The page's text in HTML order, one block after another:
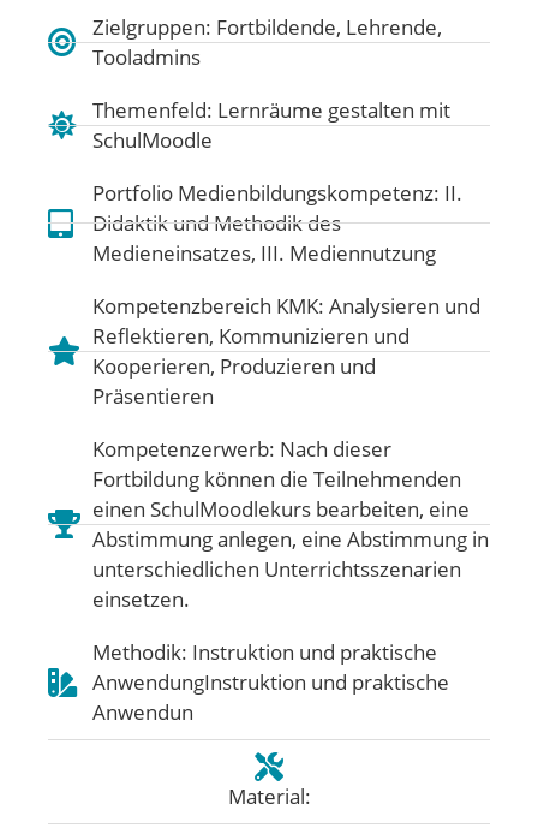
Zielgruppen: Fortbildende, Lehrende,
Tooladmins
Themenfeld: Lernräume gestalten mit
SchulMoodle
Portfolio Medienbildungskompetenz: II.
Didaktik und Methodik des
Medieneinsatzes, III. Mediennutzung
Kompetenzbereich KMK: Analysieren und
Reflektieren, Kommunizieren und
Kooperieren, Produzieren und
Präsentieren
Kompetenzerwerb: Nach dieser
Fortbildung können die Teilnehmenden
einen SchulMoodlekurs bearbeiten, eine
Abstimmung anlegen, eine Abstimmung in
unterschiedlichen Unterrichtsszenarien
einsetzen.
Methodik: Instruktion und praktische
AnwendungInstruktion und praktische
Anwendun
Material: